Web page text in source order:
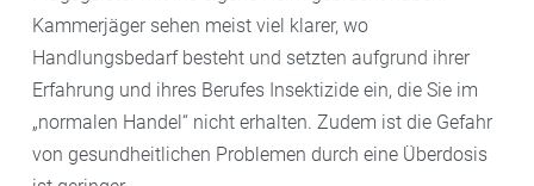
Übrigens: Manche Menschen können Bettwanzen
riechen, denn sie verströmen einen unangenehmen,
süßlichen Geruch.
Kammerjäger sehen meist viel klarer, wo
Handlungsbedarf besteht und setzten aufgrund ihrer
Erfahrung und ihres Berufes Insektizide ein, die Sie im
„normalen Handel“ nicht erhalten. Zudem ist die Gefahr
von gesundheitlichen Problemen durch eine Überdosis